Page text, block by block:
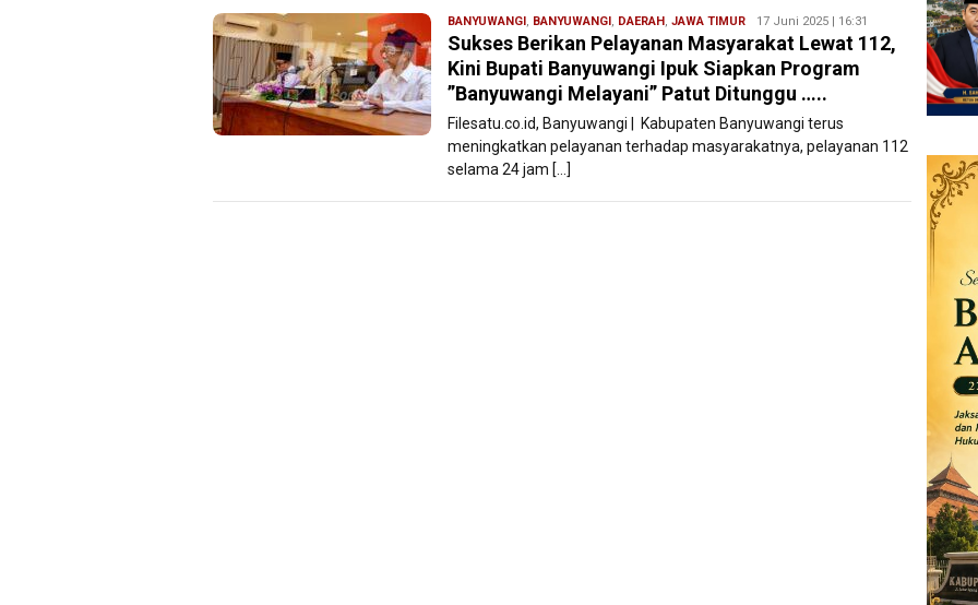
BANYUWANGI, BANYUWANGI, DAERAH, JAWA TIMUR Redaksi
Filesatu
17 Juni 2025 | 16:31
Sukses Berikan Pelayanan Masyarakat Lewat 112,
Kini Bupati Banyuwangi Ipuk Siapkan Program
”Banyuwangi Melayani” Patut Ditunggu …..
Filesatu.co.id, Banyuwangi | Kabupaten Banyuwangi terus
meningkatkan pelayanan terhadap masyarakatnya, pelayanan 112
selama 24 jam […]